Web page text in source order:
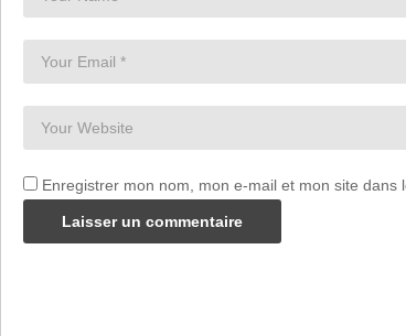
Enregistrer mon nom, mon e-mail et mon site dans